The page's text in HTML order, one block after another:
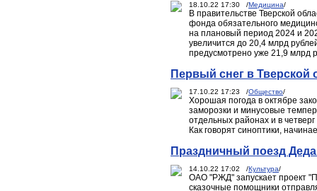
18.10.22 17:30 /Медицина/
В правительстве Тверской
фонда обязательного
на плановый период 2024 и
увеличится до 20,4 млрд
предусмотрено уже 21,9 млрд
Первый снег в Тверской
17.10.22 17:23 /Общество/
Хорошая погода в октябре
заморозки и минусовые
отдельных районах и в
Как говорят синоптики,
Праздничный поезд
14.10.22 17:02 /Культура/
ОАО "РЖД" запускает проект
сказочные помощники